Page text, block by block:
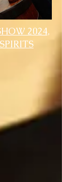
2024,